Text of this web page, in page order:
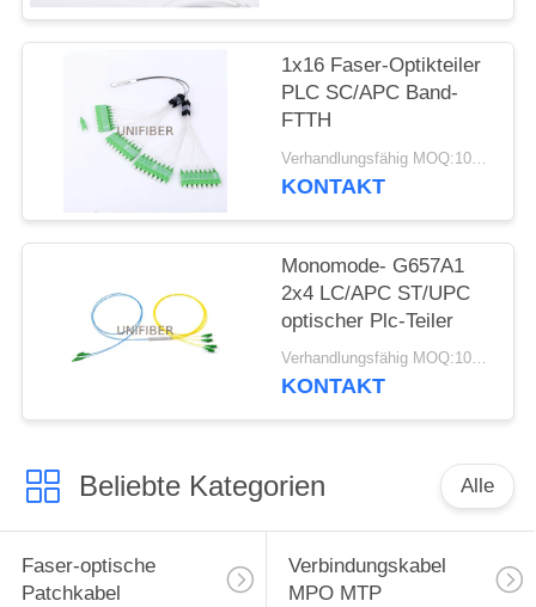
1x16 Faser-Optikteiler
PLC SC/APC Band-
FTTH
Verhandlungsfähig MOQ:10pcs
KONTAKT
Monomode- G657A1
2x4 LC/APC ST/UPC
optischer Plc-Teiler
Verhandlungsfähig MOQ:10pcs
KONTAKT
Beliebte Kategorien Alle
Faser-optische
Patchkabel
Verbindungskabel
MPO MTP